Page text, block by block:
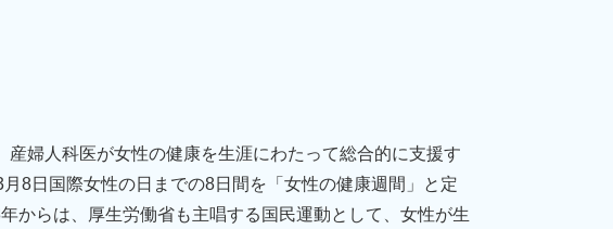
婦人科医が女性の健康を生涯にわたって総合的に支援す
8日国際女性の日までの8日間を「女性の健康週間」と定
からは、厚生労働省も主唱する国民運動として、女性が生